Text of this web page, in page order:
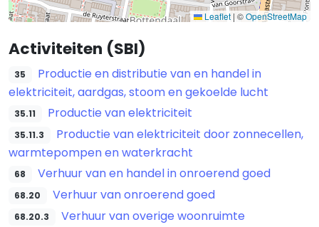
Leaflet | ©OpenStreetMap
Activiteiten (SBI)
35
Productie en distributie van en handel in
elektriciteit, aardgas, stoom en gekoelde lucht
35.11 Productie van elektriciteit
35.11.3
Productie van elektriciteit door zonnecellen,
warmtepompen en waterkracht
68 Verhuur van en handel in onroerend goed
68.20 Verhuur van onroerend goed
68.20.3 Verhuur van overige woonruimte